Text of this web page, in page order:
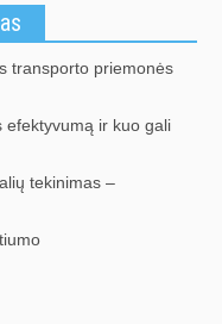
transporto priemonės
efektyvumą ir kuo gali
tekinimas –